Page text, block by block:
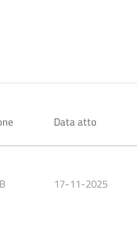
Data atto
17-11-2025